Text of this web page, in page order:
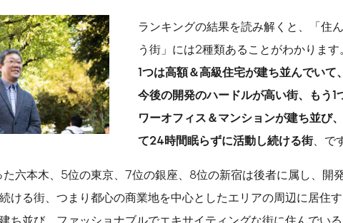
ランキングの結果を読み解くと、「住
う街」には2種類あることがわかります
1つは高額＆高級住宅が建ち並んでいて
今後の開発のハードルが高い街、もう1
ワーオフィス＆マンションが建ち並び
て24時間眠らずに活動し続ける街、で
た六本木、5位の東京、7位の銀座、8位の新宿は後者に属し、開
ける街、つまり都心の商業地を中心としたエリアの周辺に居住
ち並び、ファッショナブルでエキサイティングな街に住んでい